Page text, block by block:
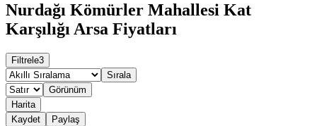
Nurdağı Kömürler Mahallesi Kat
Karşılığı Arsa Fiyatları
Filtrele3
Sırala
Görünüm
Harita
Kaydet
Paylaş